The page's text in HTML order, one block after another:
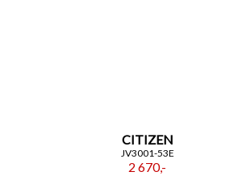
CITIZEN
JV3001-53E
2 670,-